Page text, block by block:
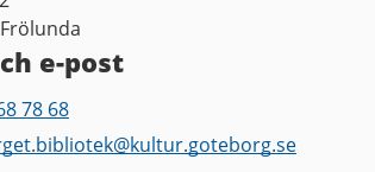
e-post
78 68
kultur.goteborg.se